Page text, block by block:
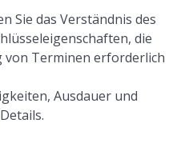
Sie das Verständnis des
die
Terminen erforderlich
Ausdauer und